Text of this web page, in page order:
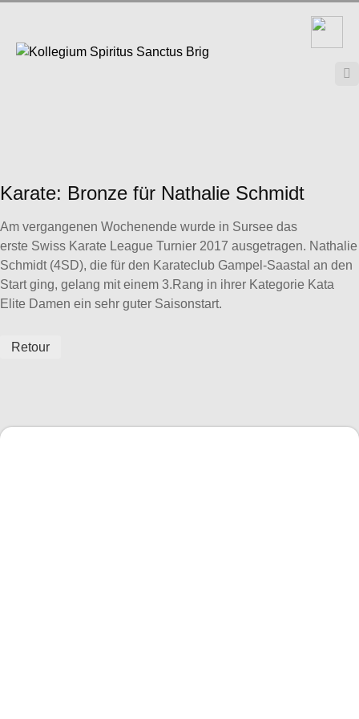

Karate: Bronze für Nathalie Schmidt
Am vergangenen Wochenende wurde in Sursee das
erste Swiss Karate League Turnier 2017 ausgetragen. Nathalie
Schmidt (4SD), die für den Karateclub Gampel-Saastal an den
Start ging, gelang mit einem 3.Rang in ihrer Kategorie Kata
Elite Damen ein sehr guter Saisonstart.
Retour